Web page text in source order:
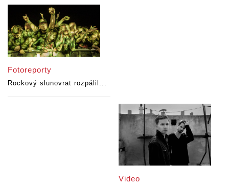
Fotoreporty
Rockový slunovrat rozpálil...
Video